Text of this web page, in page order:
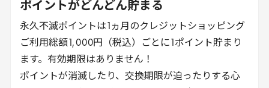
ポイントがどんどん貯まる
永久不滅ポイントは
ヵ月のクレジットショッピング
ご利用総額 ,000円（税込）ごとに
ポイント貯まり
ます。有効期限はありません！
ポイントが消滅したり、交換期限が迫ったりする心